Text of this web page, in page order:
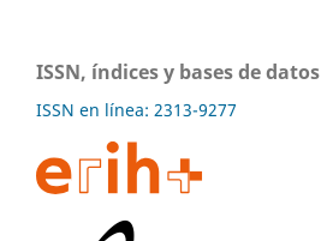
ISSN, índices y bases de datos
ISSN en línea: 2313-9277